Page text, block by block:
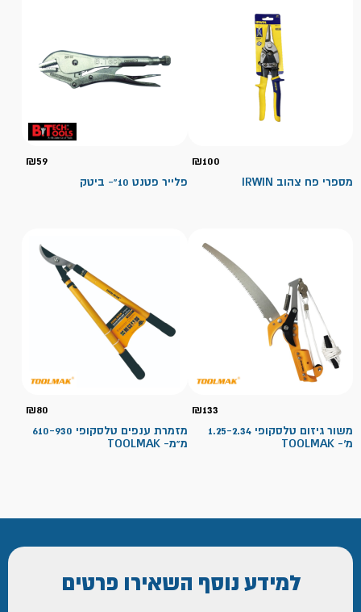
₪100
מספרי פח צהוב IRWIN
₪59
פלייר פטנט 10"- ביטק
₪133
משור גיזום טלסקופי 1.25-2.34
מ'- TOOLMAK
₪80
מזמרת ענפים טלסקופי 610-930
מ"מ- TOOLMAK
למידע נוסף השאירו פרטים